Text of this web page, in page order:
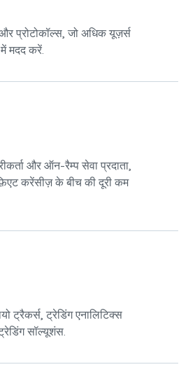
प्रोटोकॉल्स, जो अधिक यूज़र्स
मदद करें.
और ऑन-रैम्प सेवा प्रदाता,
करेंसीज़ के बीच की दूरी कम
ट्रैकर्स, ट्रेडिंग एनालिटिक्स
सॉल्यूशंस.